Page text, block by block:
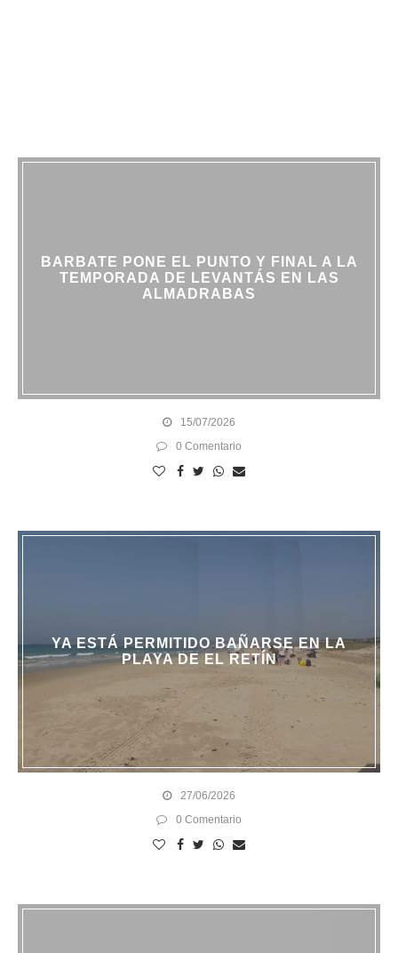
BARBATE PONE EL PUNTO Y FINAL A LA
TEMPORADA DE LEVANTÁS EN LAS
ALMADRABAS
15/07/2026
0 Comentario
YA ESTÁ PERMITIDO BAÑARSE EN LA
PLAYA DE EL RETÍN
27/06/2026
0 Comentario